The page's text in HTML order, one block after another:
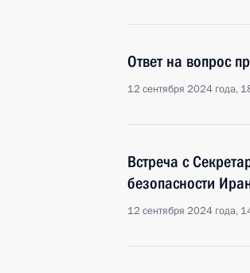
Ответ на вопрос
12 сентября 2024 года,
Встреча с
безопасности
12 сентября 2024 года,